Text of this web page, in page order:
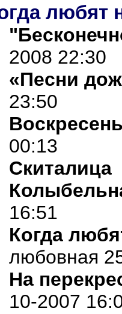
любят
2008 22:30
«Песни
23:50
00:13
Скиталица
16:51
Когда
любовная
На
10-2007